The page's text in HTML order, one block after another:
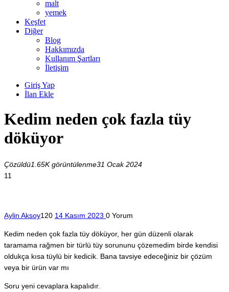
malt
yemek
Keşfet
Diğer
Blog
Hakkımızda
Kullanım Şartları
İletişim
Giriş Yap
İlan Ekle
Kedim neden çok fazla tüy
döküyor
Çözüldü1.65K görüntülenme31 Ocak 2024
11
Aylin Aksoy120 14 Kasım 2023 0 Yorum
Kedim neden çok fazla tüy döküyor, her gün düzenli olarak
taramama rağmen bir türlü tüy sorununu çözemedim birde kendisi
oldukça kısa tüylü bir kedicik. Bana tavsiye edeceğiniz bir çözüm
veya bir ürün var mı
Soru yeni cevaplara kapalıdır.